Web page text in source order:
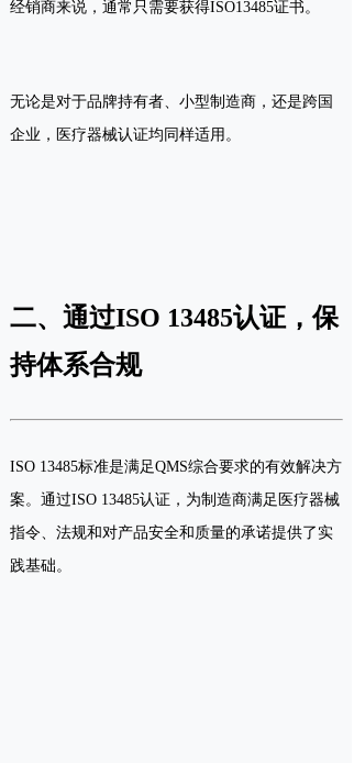
经销商来说，通常只需要获得ISO13485证书。
无论是对于品牌持有者、小型制造商，还是跨国
企业，医疗器械认证均同样适用。
二、通过ISO 13485认证，保
持体系合规
ISO 13485标准是满足QMS综合要求的有效解决方
案。通过ISO 13485认证，为制造商满足医疗器械
指令、法规和对产品安全和质量的承诺提供了实
践基础。